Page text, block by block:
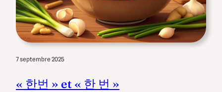
7 septembre 2025
« 한번 » et « 한 번 »